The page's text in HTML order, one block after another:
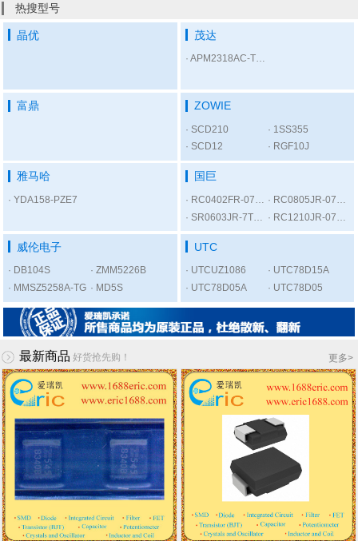
热搜型号
晶优 茂达
APM2318AC-TRL
富鼎 ZOWIE
SCD210
1SS355
SCD12
RGF10J
雅马哈
YDA158-PZE7
国巨
RC0402FR-07300RL
RC0805JR-075K6L
SR0603JR-7T1KL
RC1210JR-0756RL
威伦电子
DB104S
ZMM5226B
MMSZ5258A-TG
MD5S
UTC
UTCUZ1086
UTC78D15A
UTC78D05A
UTC78D05
更多>
最新商品 好货抢先购！